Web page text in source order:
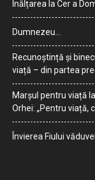
Înălțarea la Cer a
Dumnezeu…
Recunoștință și
viață – din partea
Marșul pentru viață
Orhei: „Pentru viață,
Învierea Fiului